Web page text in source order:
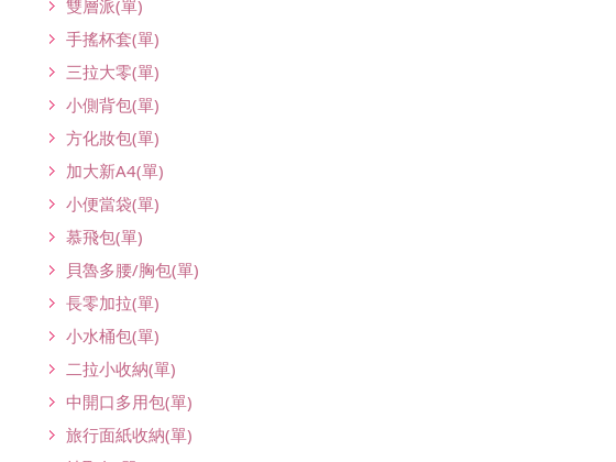
雙層派(單)
手搖杯套(單)
三拉大零(單)
小側背包(單)
方化妝包(單)
加大新A4(單)
小便當袋(單)
慕飛包(單)
貝魯多腰/胸包(單)
長零加拉(單)
小水桶包(單)
二拉小收納(單)
中開口多用包(單)
旅行面紙收納(單)